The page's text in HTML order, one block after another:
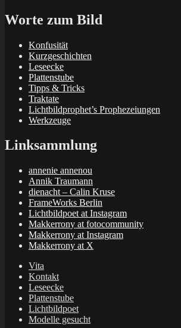
Worte zum Bild
Konfusität
Kurzgeschichten
Leseecke
Plattenstube
Tipps & Tricks
Traktate
Lichtbildprophet’s Prophezeiungen
Werkzeuge
Linksammlung
annenie annenou
Annik Traumann
dienacht – Calin Kruse
FrameWorks Berlin
Lichtbildpoet at Instagram
Makkerrony at fotocommunity
Makkerrony at Instagram
Makkerrony at X
Vita
Kontakt
Leseecke
Plattenstube
Lichtbildpoet
Modelle gesucht